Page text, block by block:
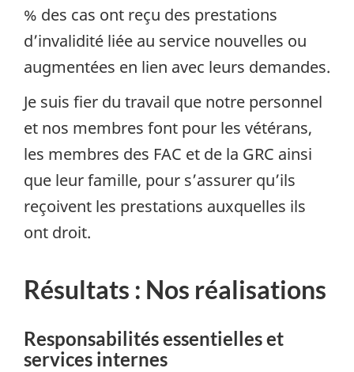
% des cas ont reçu des prestations
d’invalidité liée au service nouvelles ou
augmentées en lien avec leurs demandes.
Je suis fier du travail que notre personnel
et nos membres font pour les vétérans,
les membres des FAC et de la GRC ainsi
que leur famille, pour s’assurer qu’ils
reçoivent les prestations auxquelles ils
ont droit.
Résultats : Nos réalisations
Responsabilités essentielles et
services internes